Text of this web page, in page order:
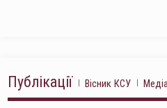
Публікації Вісник КСУ